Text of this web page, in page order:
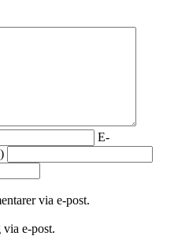
E-
via e-post.
e-post.